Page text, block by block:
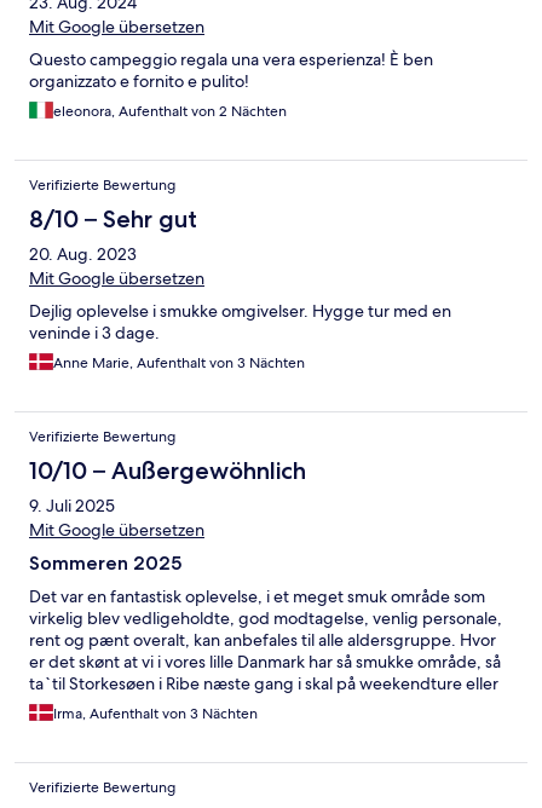
Mit Google übersetzen
Questo campeggio regala una vera esperienza! È ben
organizzato e fornito e pulito!
eleonora, Aufenthalt von 2 Nächten
Verifizierte Bewertung
8/10 – Sehr gut
20. Aug. 2023
Mit Google übersetzen
Dejlig oplevelse i smukke omgivelser. Hygge tur med en
veninde i 3 dage.
Anne Marie, Aufenthalt von 3 Nächten
Verifizierte Bewertung
10/10 – Außergewöhnlich
9. Juli 2025
Mit Google übersetzen
Sommeren 2025
Det var en fantastisk oplevelse, i et meget smuk område som
virkelig blev vedligeholdte, god modtagelse, venlig personale,
rent og pænt overalt, kan anbefales til alle aldersgruppe. Hvor
er det skønt at vi i vores lille Danmark har så smukke område, så
ta`til Storkesøen i Ribe næste gang i skal på weekendture eller
ferie.Irma, Aufenthalt von 3 Nächten
Verifizierte Bewertung